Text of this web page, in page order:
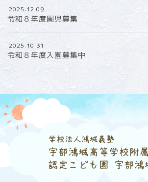
2025.12.09
令和８年度園児募集
2025.10.31
令和８年度入園募集中